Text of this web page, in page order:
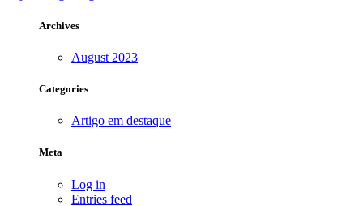
Archives
August 2023
Categories
Artigo em destaque
Meta
Log in
Entries feed